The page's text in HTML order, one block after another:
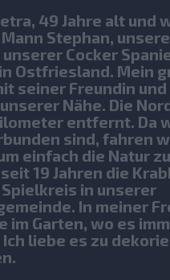
49 Jahre alt und
Stephan,
unserer Cocker
Ostfriesland. Mein
seiner Freundin und
Nähe. Die
entfernt. Da
sind, fahren
einfach die Natur
19 Jahren die
in unserer
In meiner
im Garten, wo es
liebe es zu